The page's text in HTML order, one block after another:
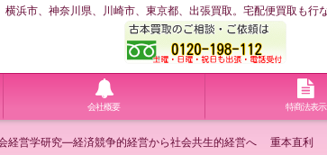
浜市、神奈川県、川崎市、東京都、出張買取。宅配便買取も
会社概要 特商法表示
経営学研究―経済競争的経営から社会共生的経営へ 重本直利